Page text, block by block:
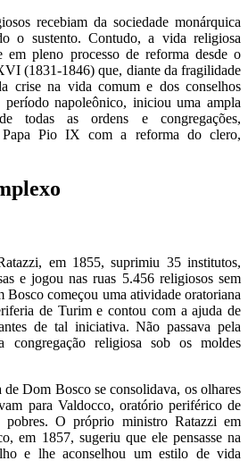
recebiam da sociedade monárquica
o sustento. Contudo, a vida religiosa
em pleno processo de reforma desde o
(1831-1846) que, diante da fragilidade
crise na vida comum e dos conselhos
período napoleônico, iniciou uma ampla
todas as ordens e congregações,
Papa Pio IX com a reforma do clero,
em 1855, suprimiu 35 institutos,
e jogou nas ruas 5.456 religiosos sem
começou uma atividade oratoriana
de Turim e contou com a ajuda de
de tal iniciativa. Não passava pela
congregação religiosa sob os moldes
Dom Bosco se consolidava, os olhares
para Valdocco, oratório periférico de
O próprio ministro Ratazzi em
em 1857, sugeriu que ele pensasse na
e lhe aconselhou um estilo de vida